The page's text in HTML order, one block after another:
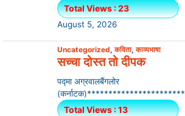
Total Views : 23
August 5, 2026
Uncategorized,कविता,काव्यभाषा
सच्चा दोस्त तो दीपक
पद्मा अग्रवालबैंगलोर
Total Views : 13